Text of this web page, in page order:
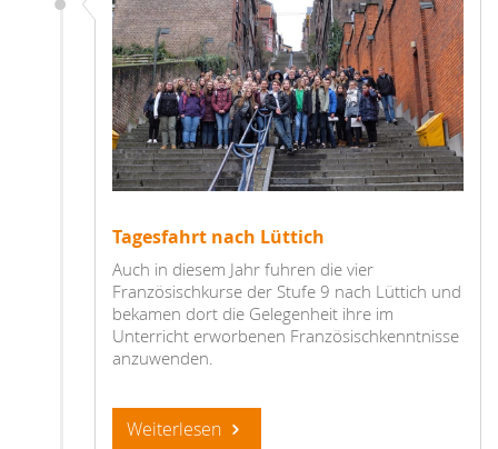
Tagesfahrt nach Lüttich
Auch in diesem Jahr fuhren die vier
Französischkurse der Stufe 9 nach Lüttich und
bekamen dort die Gelegenheit ihre im
Unterricht erworbenen Französischkenntnisse
anzuwenden.
Weiterlesen